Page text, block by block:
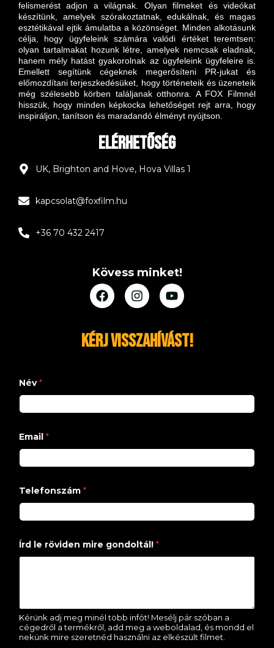
felismerést adjon a világnak.
Olyan filmeket és videókat
készítünk, amelyek szórakoztatnak, edukálnak, és magas
esztétikával ejtik ámulatba a közönséget. Minden alkotásunk
célja, hogy ügyfeleink számára valódi értéket teremtsen:
olyan tartalmakat hozunk létre, amelyek nemcsak eladnak,
hanem mély hatást gyakorolnak az ügyfeleink ügyfeleire is.
Emellett segítünk cégeknek megerősíteni PR-jukat és
előmozdítani terjeszkedésüket, hogy történeteik és üzeneteik
még szélesebb körben találjanak otthonra. A FOX Filmnél
hisszük, hogy minden képkocka lehetőséget rejt arra, hogy
inspiráljon, tanítson és maradandó élményt nyújtson.
Elérhetőség
UK, Brighton and Hove, Hova Villas 1
kapcsolat@foxfilm.hu
+36 70 432 2417
Kövess minket!
Kérj visszahívást!
Név*
Email *
Telefonszám *
Írd le röviden mire gondoltál! *
Kérünk adj meg minél több infót! Mesélj pár szóban a
cégedről a termékről, add meg a weboldalad, és mondd el
nekünk mire szeretnéd használni az elkészült filmet.